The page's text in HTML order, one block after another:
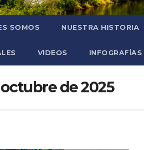
SOMOS NUESTRA HISTORIA
VIDEOS INFOGRAFÍAS
de 2025